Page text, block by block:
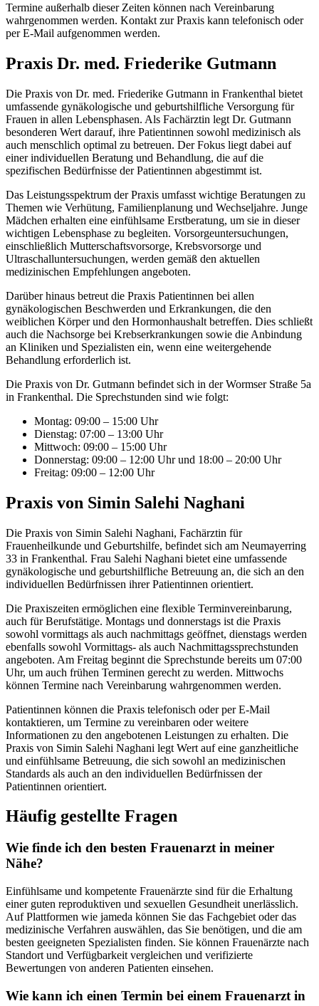
Termine außerhalb dieser Zeiten können nach Vereinbarung
wahrgenommen werden. Kontakt zur Praxis kann telefonisch oder
per E-Mail aufgenommen werden.
Praxis Dr. med. Friederike Gutmann
Die Praxis von Dr. med. Friederike Gutmann in Frankenthal bietet
umfassende gynäkologische und geburtshilfliche Versorgung für
Frauen in allen Lebensphasen. Als Fachärztin legt Dr. Gutmann
besonderen Wert darauf, ihre Patientinnen sowohl medizinisch als
auch menschlich optimal zu betreuen. Der Fokus liegt dabei auf
einer individuellen Beratung und Behandlung, die auf die
spezifischen Bedürfnisse der Patientinnen abgestimmt ist.
Das Leistungsspektrum der Praxis umfasst wichtige Beratungen zu
Themen wie Verhütung, Familienplanung und Wechseljahre. Junge
Mädchen erhalten eine einfühlsame Erstberatung, um sie in dieser
wichtigen Lebensphase zu begleiten. Vorsorgeuntersuchungen,
einschließlich Mutterschaftsvorsorge, Krebsvorsorge und
Ultraschalluntersuchungen, werden gemäß den aktuellen
medizinischen Empfehlungen angeboten.
Darüber hinaus betreut die Praxis Patientinnen bei allen
gynäkologischen Beschwerden und Erkrankungen, die den
weiblichen Körper und den Hormonhaushalt betreffen. Dies schließt
auch die Nachsorge bei Krebserkrankungen sowie die Anbindung
an Kliniken und Spezialisten ein, wenn eine weitergehende
Behandlung erforderlich ist.
Die Praxis von Dr. Gutmann befindet sich in der Wormser Straße 5a
in Frankenthal. Die Sprechstunden sind wie folgt:
Montag: 09:00 – 15:00 Uhr
Dienstag: 07:00 – 13:00 Uhr
Mittwoch: 09:00 – 15:00 Uhr
Donnerstag: 09:00 – 12:00 Uhr und 18:00 – 20:00 Uhr
Freitag: 09:00 – 12:00 Uhr
Praxis von Simin Salehi Naghani
Die Praxis von Simin Salehi Naghani, Fachärztin für
Frauenheilkunde und Geburtshilfe, befindet sich am Neumayerring
33 in Frankenthal. Frau Salehi Naghani bietet eine umfassende
gynäkologische und geburtshilfliche Betreuung an, die sich an den
individuellen Bedürfnissen ihrer Patientinnen orientiert.
Die Praxiszeiten ermöglichen eine flexible Terminvereinbarung,
auch für Berufstätige. Montags und donnerstags ist die Praxis
sowohl vormittags als auch nachmittags geöffnet, dienstags werden
ebenfalls sowohl Vormittags- als auch Nachmittagssprechstunden
angeboten. Am Freitag beginnt die Sprechstunde bereits um 07:00
Uhr, um auch frühen Terminen gerecht zu werden. Mittwochs
können Termine nach Vereinbarung wahrgenommen werden.
Patientinnen können die Praxis telefonisch oder per E-Mail
kontaktieren, um Termine zu vereinbaren oder weitere
Informationen zu den angebotenen Leistungen zu erhalten. Die
Praxis von Simin Salehi Naghani legt Wert auf eine ganzheitliche
und einfühlsame Betreuung, die sich sowohl an medizinischen
Standards als auch an den individuellen Bedürfnissen der
Patientinnen orientiert.
Häufig gestellte Fragen
Wie finde ich den besten Frauenarzt in meiner
Nähe?
Einfühlsame und kompetente Frauenärzte sind für die Erhaltung
einer guten reproduktiven und sexuellen Gesundheit unerlässlich.
Auf Plattformen wie jameda können Sie das Fachgebiet oder das
medizinische Verfahren auswählen, das Sie benötigen, und die am
besten geeigneten Spezialisten finden. Sie können Frauenärzte nach
Standort und Verfügbarkeit vergleichen und verifizierte
Bewertungen von anderen Patienten einsehen.
Wie kann ich einen Termin bei einem Frauenarzt in